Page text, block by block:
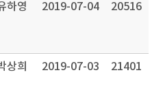
하영 2019-07-04 20516
상희 2019-07-03 21401